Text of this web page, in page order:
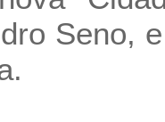
Seno,